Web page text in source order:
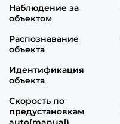
Наблюдение за
объектом
Распознавание
объекта
Идентификация
объекта
Скорость по
предустановкам